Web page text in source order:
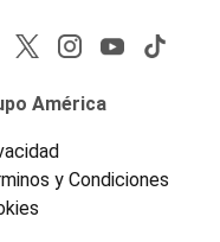
América
y Condiciones